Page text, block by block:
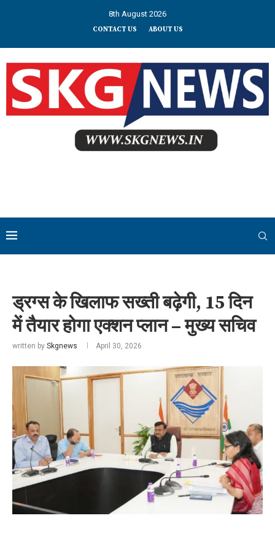
8th August 2026
CONTACT US ABOUT US
ड्रग्स के खिलाफ सख्ती बढ़ेगी, 15 दिन
में तैयार होगा एक्शन प्लान – मुख्य सचिव
written by Skgnews April 30, 2026